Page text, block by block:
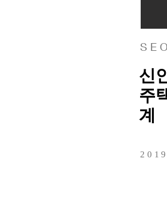
S E
신
주
계